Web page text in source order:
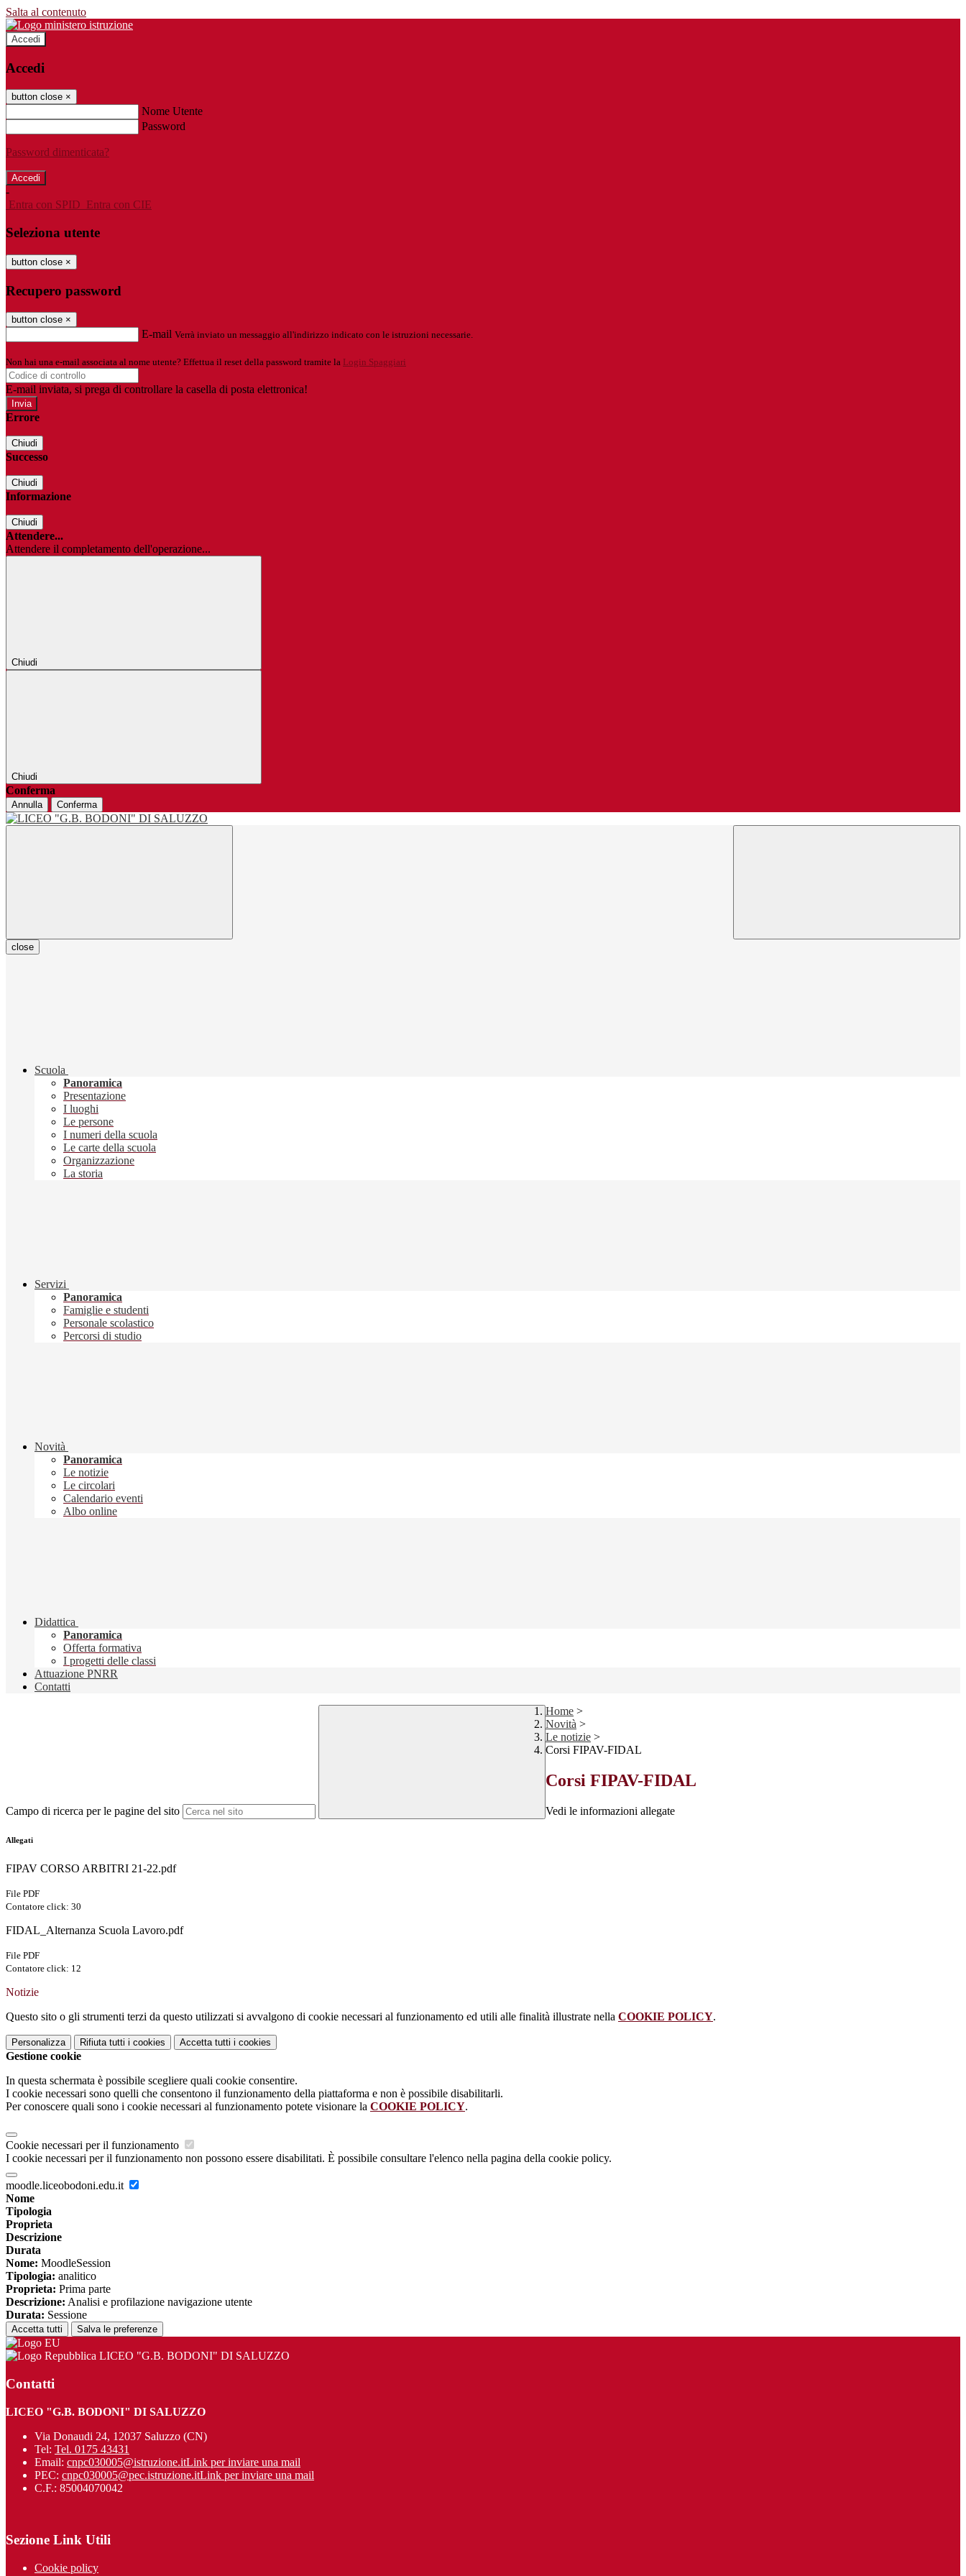
Salta al contenuto
Accedi
Accedi
button close ×
Nome Utente
Password
Password dimenticata?
-
Entra con SPID Entra con CIE
Seleziona utente
button close ×
Recupero password
button close ×
E-mail Verrà inviato un messaggio all'indirizzo indicato con le istruzioni necessarie.
Non hai una e-mail associata al nome utente? Effettua il reset della password tramite la Login Spaggiari
E-mail inviata, si prega di controllare la casella di posta elettronica!
Errore
Chiudi
Successo
Chiudi
Informazione
Chiudi
Attendere...
Attendere il completamento dell'operazione...
Chiudi
Chiudi
Conferma
Annulla Conferma
close
Scuola
Panoramica
Presentazione
I luoghi
Le persone
I numeri della scuola
Le carte della scuola
Organizzazione
La storia
Servizi
Panoramica
Famiglie e studenti
Personale scolastico
Percorsi di studio
Novità
Panoramica
Le notizie
Le circolari
Calendario eventi
Albo online
Didattica
Panoramica
Offerta formativa
I progetti delle classi
Attuazione PNRR
Contatti
Campo di ricerca per le pagine del sito
Home >
Novità >
Le notizie >
Corsi FIPAV-FIDAL
Corsi FIPAV-FIDAL
Vedi le informazioni allegate
Allegati
FIPAV CORSO ARBITRI 21-22.pdf
File PDF
Contatore click: 30
FIDAL_Alternanza Scuola Lavoro.pdf
File PDF
Contatore click: 12
Notizie
Questo sito o gli strumenti terzi da questo utilizzati si avvalgono di cookie necessari al funzionamento ed utili alle finalità illustrate nella COOKIE POLICY.
Personalizza Rifiuta tutti i cookies Accetta tutti i cookies
Gestione cookie
In questa schermata è possibile scegliere quali cookie consentire.
I cookie necessari sono quelli che consentono il funzionamento della piattaforma e non è possibile disabilitarli.
Per conoscere quali sono i cookie necessari al funzionamento potete visionare la COOKIE POLICY.
Cookie necessari per il funzionamento
I cookie necessari per il funzionamento non possono essere disabilitati. È possibile consultare l'elenco nella pagina della cookie policy.
moodle.liceobodoni.edu.it
Nome
Tipologia
Proprieta
Descrizione
Durata
Nome: MoodleSession
Tipologia: analitico
Proprieta: Prima parte
Descrizione: Analisi e profilazione navigazione utente
Durata: Sessione
Accetta tutti Salva le preferenze
LICEO "G.B. BODONI" DI SALUZZO
Contatti
LICEO "G.B. BODONI" DI SALUZZO
Via Donaudi 24, 12037 Saluzzo (CN)
Tel: Tel. 0175 43431
Email: cnpc030005@istruzione.itLink per inviare una mail
PEC: cnpc030005@pec.istruzione.itLink per inviare una mail
C.F.: 85004070042
Sezione Link Utili
Cookie policy